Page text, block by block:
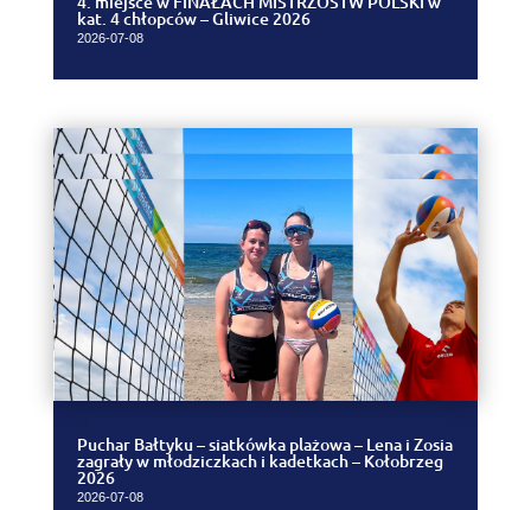
kat. 4 chłopców – Gliwice 2026
2026-07-08
Puchar Bałtyku – siatkówka plażowa – Lena i Zosia
zagrały w młodziczkach i kadetkach – Kołobrzeg
2026
2026-07-08